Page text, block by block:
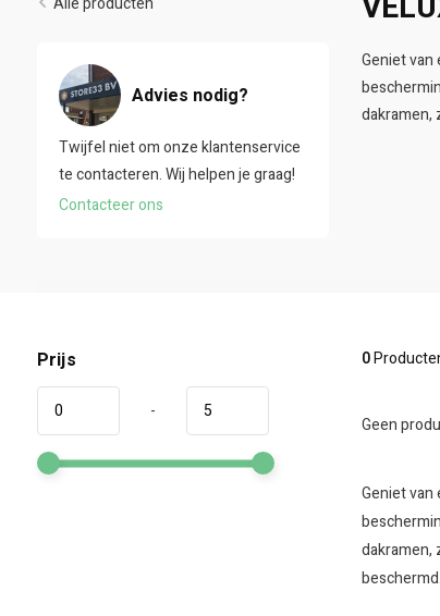
Advies nodig?
Twijfel niet om onze klantenservice
te contacteren. Wij helpen je graag!
Contacteer ons
Geniet
dakramen,
Prijs
-
0
Geen
Geniet
dakramen,
beschermd.